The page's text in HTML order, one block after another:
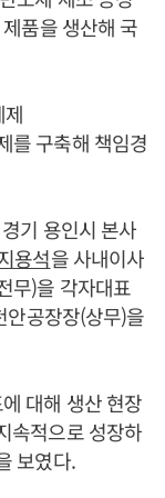
품을 생산해 국
제
를 구축해 책임경
기 용인시 본사
용석을 사내이사
무)을 각자대표
안공장장(상무)을
대해 생산 현장
속적으로 성장하
보였다.